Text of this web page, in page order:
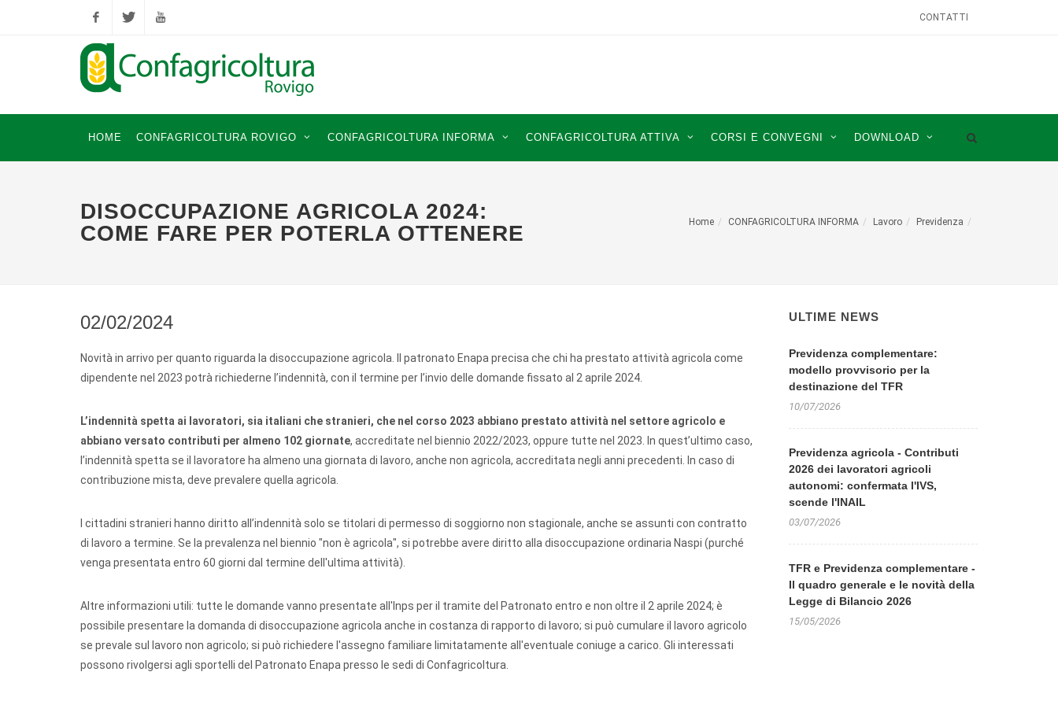
FacebookTwitter YouTube
CONTATTI
HOME CONFAGRICOLTURA ROVIGO CONFAGRICOLTURA INFORMA CONFAGRICOLTURA ATTIVA CORSI E CONVEGNI DOWNLOAD
DISOCCUPAZIONE AGRICOLA 2024:
COME FARE PER POTERLA OTTENERE
Home CONFAGRICOLTURA INFORMA Lavoro Previdenza
02/02/2024
Novità in arrivo per quanto riguarda la disoccupazione agricola. Il patronato Enapa precisa che chi ha prestato attività agricola come
dipendente nel 2023 potrà richiederne l’indennità, con il termine per l’invio delle domande fissato al 2 aprile 2024.
L’indennità spetta ai lavoratori, sia italiani che stranieri, che nel corso 2023 abbiano prestato attività nel settore agricolo e
abbiano versato contributi per almeno 102 giornate, accreditate nel biennio 2022/2023, oppure tutte nel 2023. In quest’ultimo caso,
l’indennità spetta se il lavoratore ha almeno una giornata di lavoro, anche non agricola, accreditata negli anni precedenti. In caso di
contribuzione mista, deve prevalere quella agricola.
I cittadini stranieri hanno diritto all’indennità solo se titolari di permesso di soggiorno non stagionale, anche se assunti con contratto
di lavoro a termine. Se la prevalenza nel biennio "non è agricola", si potrebbe avere diritto alla disoccupazione ordinaria Naspi (purché
venga presentata entro 60 giorni dal termine dell'ultima attività).
Altre informazioni utili: tutte le domande vanno presentate all'Inps per il tramite del Patronato entro e non oltre il 2 aprile 2024; è
possibile presentare la domanda di disoccupazione agricola anche in costanza di rapporto di lavoro; si può cumulare il lavoro agricolo
se prevale sul lavoro non agricolo; si può richiedere l'assegno familiare limitatamente all'eventuale coniuge a carico. Gli interessati
possono rivolgersi agli sportelli del Patronato Enapa presso le sedi di Confagricoltura.
ULTIME NEWS
Previdenza complementare:
modello provvisorio per la
destinazione del TFR
10/07/2026
Previdenza agricola - Contributi
2026 dei lavoratori agricoli
autonomi: confermata l'IVS,
scende l'INAIL
03/07/2026
TFR e Previdenza complementare -
Il quadro generale e le novità della
Legge di Bilancio 2026
15/05/2026